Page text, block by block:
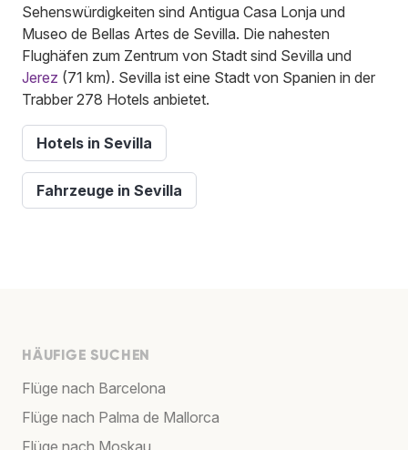
Sehenswürdigkeiten sind Antigua Casa Lonja und
Museo de Bellas Artes de Sevilla. Die nahesten
Flughäfen zum Zentrum von Stadt sind Sevilla und
Jerez (71 km). Sevilla ist eine Stadt von Spanien in der
Trabber 278 Hotels anbietet.
Hotels in Sevilla
Fahrzeuge in Sevilla
HÄUFIGE SUCHEN
Flüge nach Barcelona
Flüge nach Palma de Mallorca
Flüge nach Moskau